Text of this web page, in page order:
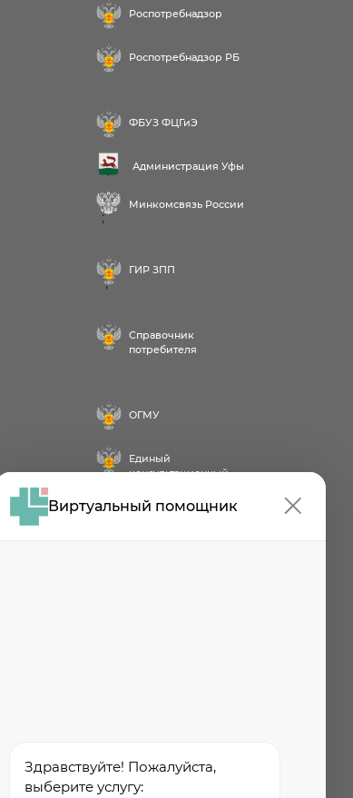
Виртуальный помощник
Здравствуйте! Пожалуйста,
выберите услугу:
Роспотребнадзор
Роспотребнадзор РБ
ФБУЗ ФЦГиЭ
Администрация Уфы
Минкомсвязь России
;
ГИР ЗПП
;
Справочник
потребителя
ОГМУ
Единый
консультационный